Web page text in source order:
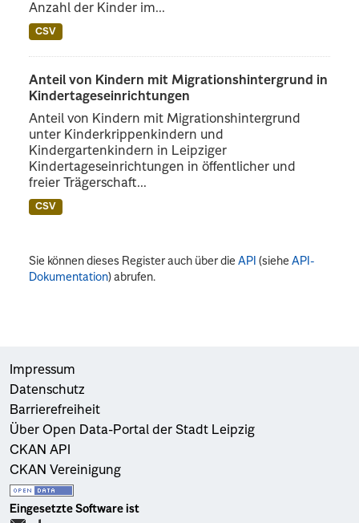
Anzahl der Kinder im...
CSV
Anteil von Kindern mit Migrationshintergrund in
Kindertageseinrichtungen
Anteil von Kindern mit Migrationshintergrund
unter Kinderkrippenkindern und
Kindergartenkindern in Leipziger
Kindertageseinrichtungen in öffentlicher und
freier Trägerschaft...
CSV
Sie können dieses Register auch über dieAPI (sieheAPI-
Dokumentation) abrufen.
Impressum
Datenschutz
Barrierefreiheit
Über Open Data-Portal der Stadt Leipzig
CKAN API
CKAN Vereinigung
Eingesetzte Software ist